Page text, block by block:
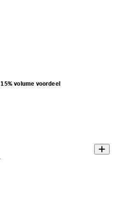
15% volume voordeel